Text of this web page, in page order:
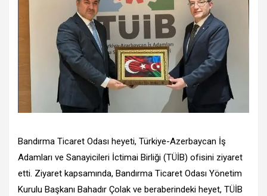
Bandırma Ticaret Odası heyeti, Türkiye-Azerbaycan İş
Adamları ve Sanayicileri İctimai Birliği (TÜİB) ofisini ziyaret
etti. Ziyaret kapsamında, Bandırma Ticaret Odası Yönetim
Kurulu Başkanı Bahadır Çolak ve beraberindeki heyet, TÜİB